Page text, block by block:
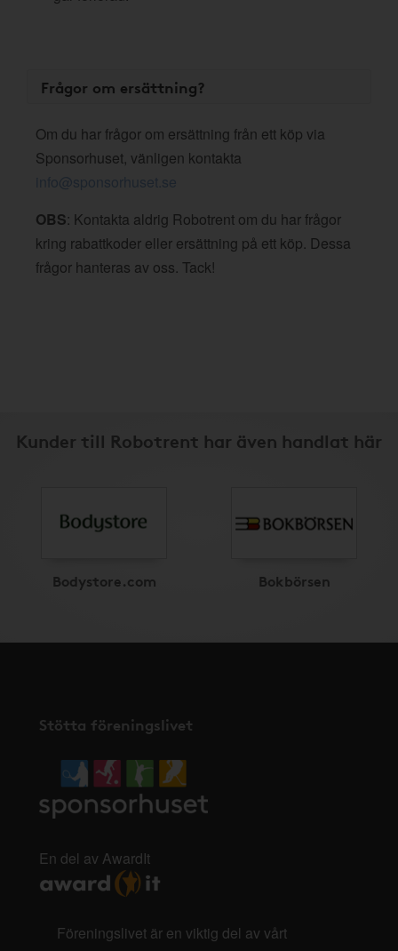
Frågor om ersättning?
Om du har frågor om ersättning från ett köp via
Sponsorhuset, vänligen kontakta
info@sponsorhuset.se
OBS: Kontakta aldrig Robotrent om du har frågor
kring rabattkoder eller ersättning på ett köp. Dessa
frågor hanteras av oss. Tack!
Kunder till Robotrent har även handlat här
Bodystore.com Bokbörsen
Stötta föreningslivet
En del av AwardIt
Föreningslivet är en viktig del av vårt